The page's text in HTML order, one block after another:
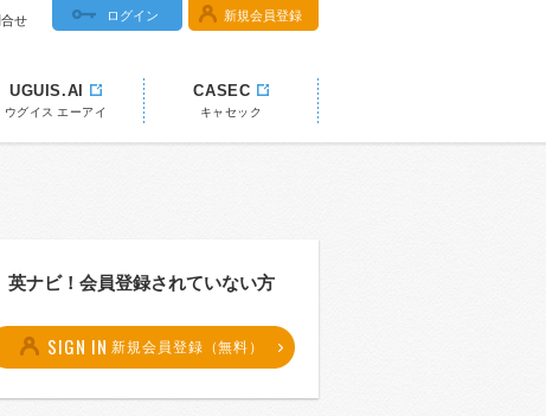
せ ログイン 新規会員登録
UGUIS.AI
ウグイス エーアイ
CASEC
キャセック
英ナビ！会員登録されていない方
SIGN IN 新規会員登録（無料）